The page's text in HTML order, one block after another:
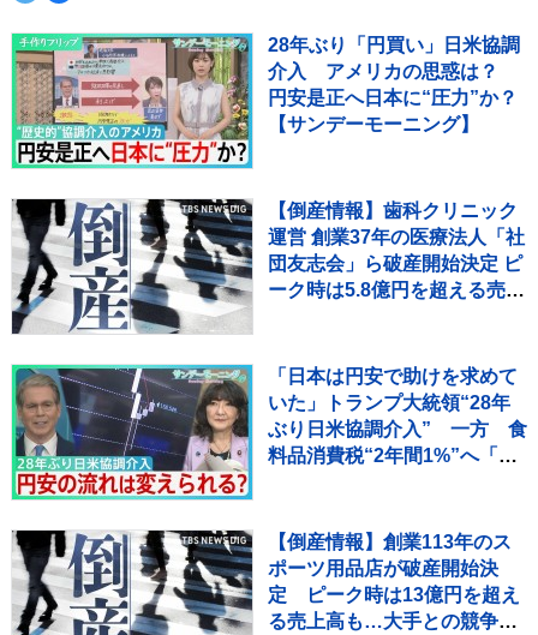
28年ぶり「円買い」日米協調
介入 アメリカの思惑は？
円安是正へ日本に“圧力”か？
【サンデーモーニング】
【倒産情報】歯科クリニック
運営 創業37年の医療法人「社
団友志会」ら破産開始決定 ピ
ーク時は5.8億円を超える売上
【東京商工リサーチ】
「日本は円安で助けを求めて
いた」トランプ大統領“28年
ぶり日米協調介入” 一方 食
料品消費税“2年間1%”へ「財
るか…【サンデーモーニン
グ】
【倒産情報】創業113年のス
ポーツ用品店が破産開始決
定 ピーク時は13億円を超え
る売上高も…大手との競争や